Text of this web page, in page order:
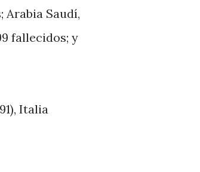
Arabia Saudí,
fallecidos; y
Italia